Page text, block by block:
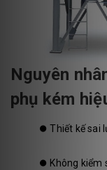
Nguyên
phụ kém
⏺️Thiết kế sai
⏺️ Không kiểm